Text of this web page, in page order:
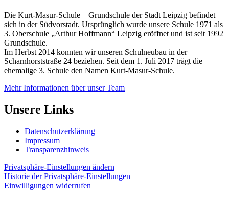
Die Kurt-Masur-Schule – Grundschule der Stadt Leipzig befindet
sich in der Südvorstadt. Ursprünglich wurde unsere Schule 1971 als
3. Oberschule „Arthur Hoffmann“ Leipzig eröffnet und ist seit 1992
Grundschule.
Im Herbst 2014 konnten wir unseren Schulneubau in der
Scharnhorststraße 24 beziehen. Seit dem 1. Juli 2017 trägt die
ehemalige 3. Schule den Namen Kurt-Masur-Schule.
Mehr Informationen über unser Team
Unsere Links
Datenschutzerklärung
Impressum
Transparenzhinweis
Privatsphäre-Einstellungen ändern
Historie der Privatsphäre-Einstellungen
Einwilligungen widerrufen